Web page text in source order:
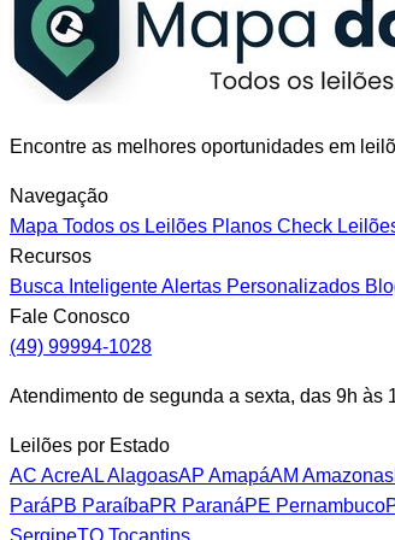
Encontre as melhores oportunidades em
Navegação
Mapa Todos os Leilões Planos Check
Recursos
Busca InteligenteAlertas Personalizados
Fale Conosco
(49) 99994-1028
Atendimento de segunda a sexta, das 9h às
Leilões por Estado
AC AcreALAlagoasAP AmapáAM Amazonas
ParáPB ParaíbaPR ParanáPE Pernambuco
SergipeTO Tocantins